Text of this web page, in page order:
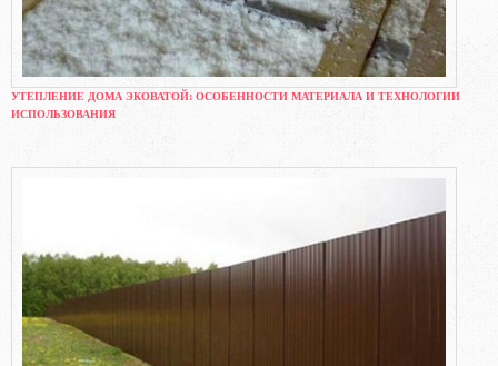
УТЕПЛЕНИЕ ДОМА ЭКОВАТОЙ: ОСОБЕННОСТИ МАТЕРИАЛА И ТЕХНОЛОГИИ
ИСПОЛЬЗОВАНИЯ